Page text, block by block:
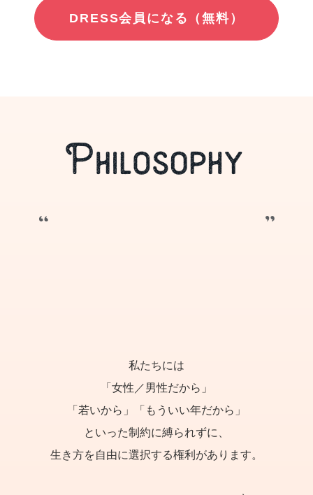
DRESS会員になる（無料）
私たちには
「女性／男性だから」
「若いから」「もういい年だから」
といった制約に縛られずに、
生き方を自由に選択する権利があります。